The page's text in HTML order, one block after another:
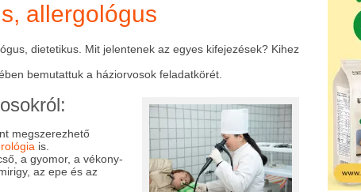
allergológus
dietetikus. Mit jelentenek az egyes kifejezések? Kihez
bemutattuk a háziorvosok feladatkörét.
megszerezhető
is.
a gyomor, a vékony-
az epe és az